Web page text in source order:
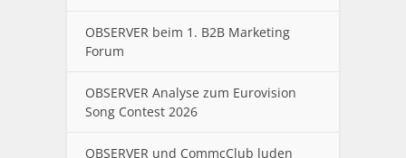
OBSERVER beim 1. B2B Marketing
Forum
OBSERVER Analyse zum Eurovision
Song Contest 2026
OBSERVER und CommcClub luden